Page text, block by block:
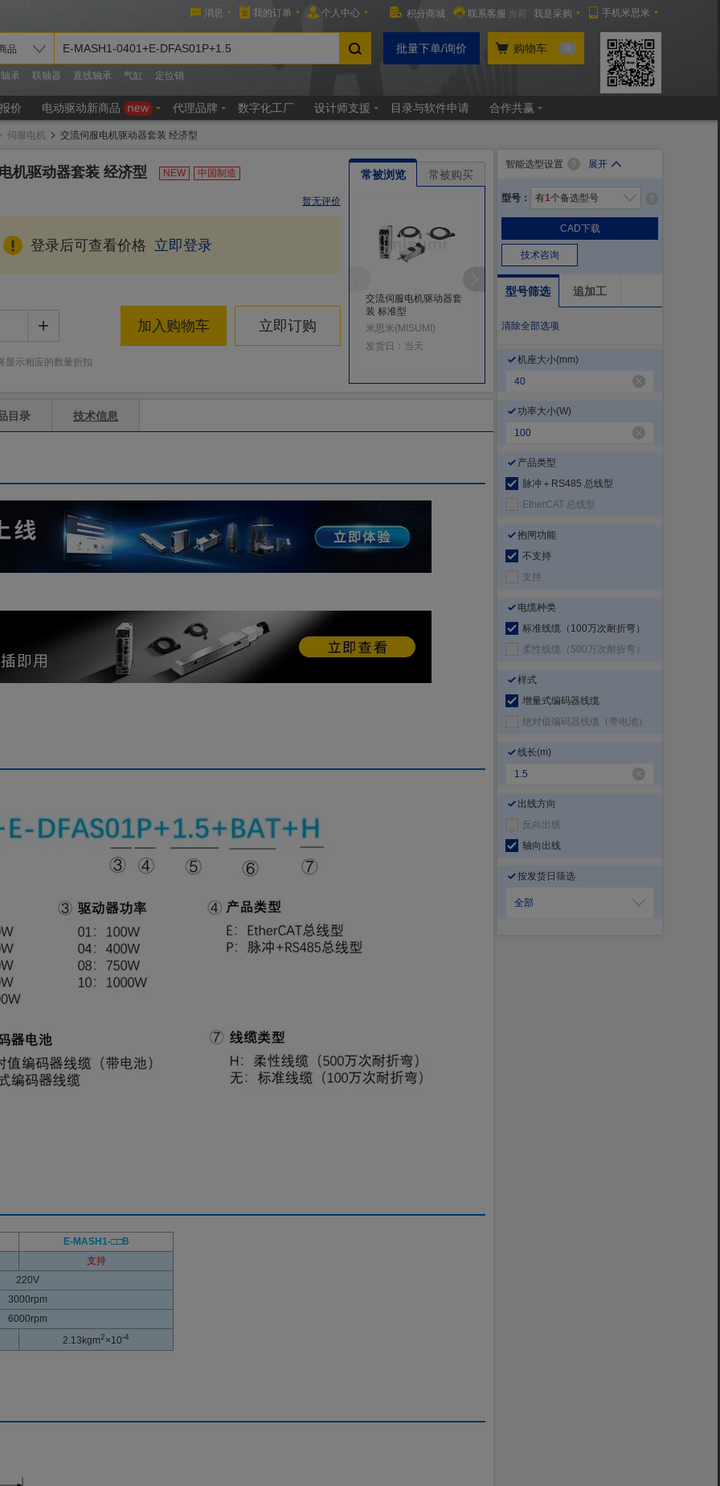
伺服电机 交流伺服电机驱动器套装 经济型
机驱动器套装 经济型 NEW 中国制造
暂无评价
登录后可查看价格 立即登录
+
显示相应的数量折扣
加入购物车 立即订购
常被浏览 常被购买
交流伺服电机驱动器套
装 标准型
米思米(MISUMI)
发货日：当天
交流伺服电机驱动器 标
米思米(MISUMI)
目录 技术信息
E-MASH1-□□B
支持
220V
3000rpm
6000rpm
2.13kgm2×10-4
智能选型设置 展开
型号： 有1个备选型号
CAD下载
技术咨询
型号筛选 追加工
清除全部选项
机座大小(mm)
功率大小(W)
产品类型
脉冲＋RS485 总线型
EtherCAT 总线型
抱闸功能
不支持
支持
电缆种类
标准线缆（100万次耐折弯）
柔性线缆（500万次耐折弯）
样式
增量式编码器线缆
绝对值编码器线缆（带电池）
线长(m)
出线方向
反向出线
轴向出线
按发货日筛选
全部